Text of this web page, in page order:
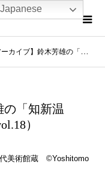
鈴木芳雄の「知新温故」 第三回 芸術家と猫（vol.18）
の「知新温
）
美術館蔵 ©Yoshitomo
Japanese